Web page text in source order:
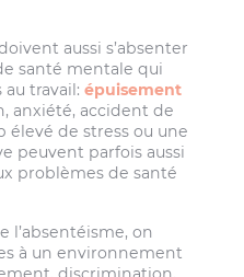
aussi s’absenter
santé mentale qui
au travail:épuisement
anxiété, accident de
élevé de stress ou une
peuvent parfois aussi
problèmes de santé
l’absentéisme, on
à un environnement